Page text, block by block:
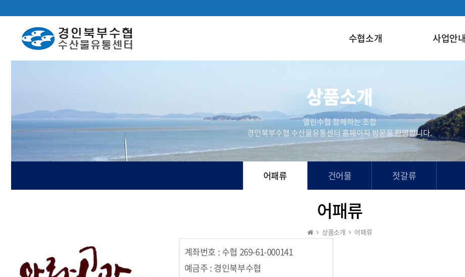
수협소개 사업안내
상품소개
열린수협 함께하는 조합
경인북부수협 수산물유통센터 홈페이지 방문을 환영합니다.
어패류 건어물 젓갈류
어패류
상품소개 어패류
계좌번호 : 수협 269-61-000141
예금주 : 경인북부수협